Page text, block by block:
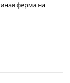
ферма на